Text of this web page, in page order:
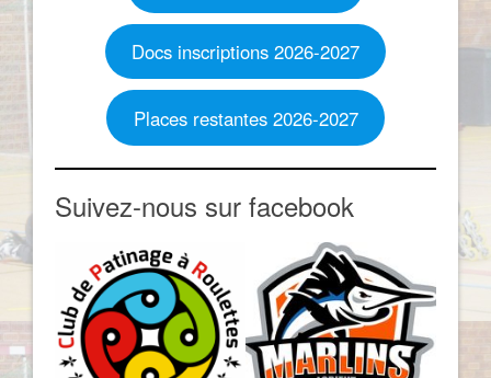
Docs inscriptions 2026-2027
Places restantes 2026-2027
Suivez-nous sur facebook